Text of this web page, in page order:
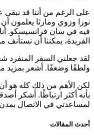
على الرغم من أننا قد
نورا وزوي ومارثا يعلمون
فيه في سان فرانسيسكو. أنا
الفريدة، يمكننا أن نستأنف
لقد جعلني السفر المنفرد
ولطفًا وضعفًا. أشعر بمزيد من
لكن الأهم من ذلك كله هو
بأنه أكثر ارتباطًا. أشكر
لمساعدتي في الاتصال بمدن
أحدث المقالات